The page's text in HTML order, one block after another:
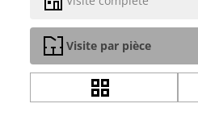
Visite par pièce